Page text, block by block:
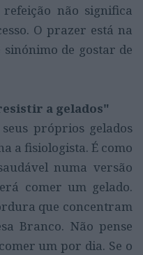
não significa
O prazer está na
de gostar de
a gelados"
próprios gelados
a fisiologista. É como
numa versão
comer um gelado.
que concentram
Branco. Não pense
um por dia. Se o